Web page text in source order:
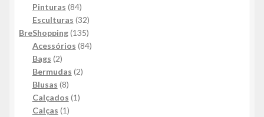
produtos
Pinturas 8484
produtos
Esculturas 3232
produtos
BreShopping 135135
produtos
Acessórios 8484
Bags 22
produtos
Bermudas 22
Blusas 88
produtos
Calçados 11
Calças 11